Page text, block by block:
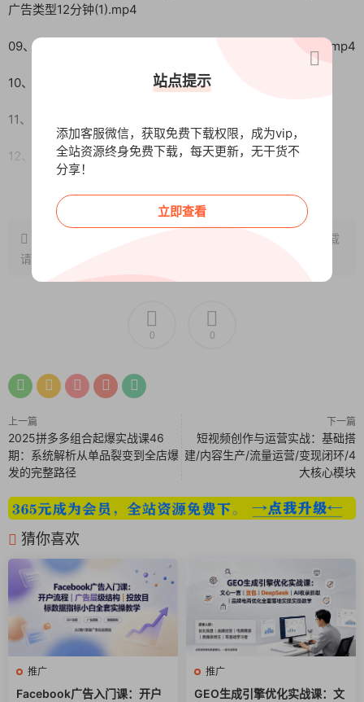
广告类型12分钟(1).mp4
09、009第三章02第三节GoogleAds账户结构介绍9分钟(1).mp4
10、010第三章03第四节GoogleAds重点普及9分钟(1).mp4
11、011第三章04第五节如何让提高质量得分10分钟(1).mp4
12、012第三章05第六节Google广告常用工具1分钟(1).mp4
13、013第四章01第一节社交媒体推广01社交媒体的逻辑15分钟
14、014第四章02第一节社交媒体推广02塑造一个形象8分钟
(1).mp4
分钟(1).mp4
17、017第四章05第二节事件营销5分钟(1).mp4
18、018第四章06第三节直播第四节众筹与预售第五节新零售第
六节元宇宙8分钟(1).mp4
19、019第五章01觉察谋断变模型在诊断中的应用6分钟(1).mp4
20、020第五章02第一节数据分析9分钟(1).mp4
21、021第五章03第二节营销漏斗15分钟(1).mp4
22、022第五章04第三节询盘管理5分钟(1).mp4
，转载
请注明出处~~~
0 0
上一篇
2025拼多多组合起爆实战课46
期：系统解析从单品裂变到全店爆
发的完整路径
下一篇
短视频创作与运营实战：基础搭
建/内容生产/流量运营/变现闭环/4
大核心模块
猜你喜欢
推广
Facebook广告入门课：开户
推广
GEO生成引擎优化实战课：文
站点提示
添加客服微信，获取免费下载权限，成为vip，
全站资源终身免费下载，每天更新，无干货不
分享！
立即查看